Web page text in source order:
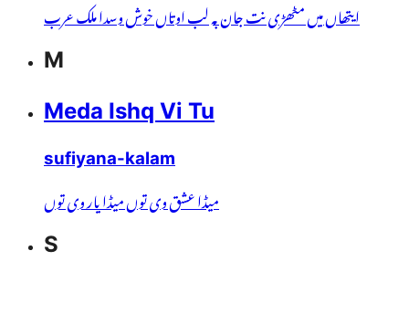
ایتھاں میں مٹھڑی نت جان بہ لب اوتاں خوش وسدا ملک عرب
M
Meda Ishq Vi Tu
sufiyana-kalam
میڈا عشق وی توں میڈا یار وی توں
S